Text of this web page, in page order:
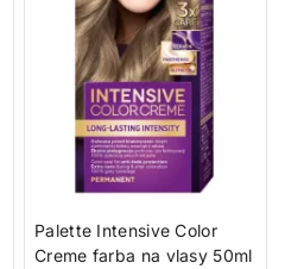
Palette Intensive Color
Creme farba na vlasy 50ml